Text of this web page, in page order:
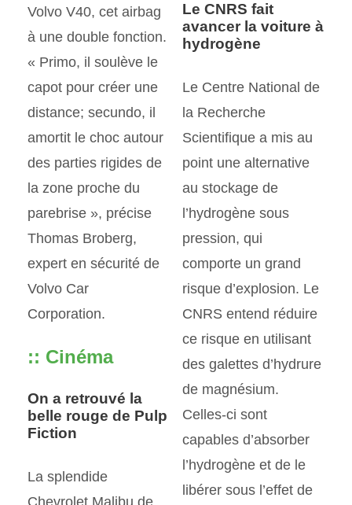
Volvo V40, cet airbag
à une double fonction.
« Primo, il soulève le
capot pour créer une
distance; secundo, il
amortit le choc autour
des parties rigides de
la zone proche du
parebrise », précise
Thomas Broberg,
expert en sécurité de
Volvo Car
Corporation.
:: Cinéma
On a retrouvé la
belle rouge de Pulp
Fiction
La splendide
Le CNRS fait
avancer la voiture à
hydrogène
Le Centre National de
la Recherche
Scientifique a mis au
point une alternative
au stockage de
l’hydrogène sous
pression, qui
comporte un grand
risque d’explosion. Le
CNRS entend réduire
ce risque en utilisant
des galettes d’hydrure
de magnésium.
Celles-ci sont
capables d’absorber
l’hydrogène et de le
libérer sous l’effet de